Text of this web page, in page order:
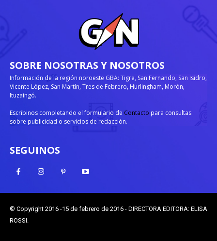
SOBRE NOSOTRAS Y NOSOTROS
Información de la región noroeste GBA: Tigre, San Fernando, San Isidro,
Vicente López, San Martín, Tres de Febrero, Hurlingham, Morón,
Ituzaingó.
Escribinos completando el formulario de Contacto para consultas
sobre publicidad o servicios de redacción.
SEGUINOS
© Copyright 2016 -15 de febrero de 2016 - DIRECTORA EDITORA: ELISA
ROSSI.